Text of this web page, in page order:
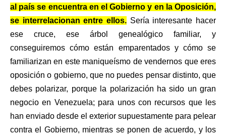
al país se encuentra en el Gobierno y en la Oposición,
se interrelacionan entre ellos. Sería interesante hacer
ese cruce, ese árbol genealógico familiar, y
conseguiremos cómo están emparentados y cómo se
familiarizan en este maniqueísmo de vendernos que eres
oposición o gobierno, que no puedes pensar distinto, que
debes polarizar, porque la polarización ha sido un gran
negocio en Venezuela; para unos con recursos que les
han enviado desde el exterior supuestamente para pelear
contra el Gobierno, mientras se ponen de acuerdo, y los